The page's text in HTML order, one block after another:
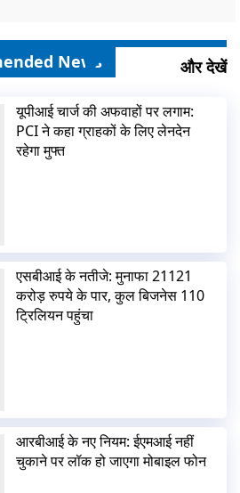
News और देखें
यूपीआई चार्ज की अफवाहों पर लगाम:
PCI ने कहा ग्राहकों के लिए लेनदेन
रहेगा मुफ्त
एसबीआई के नतीजे: मुनाफा 21121
करोड़ रुपये के पार, कुल बिजनेस 110
ट्रिलियन पहुंचा
आरबीआई के नए नियम: ईएमआई नहीं
चुकाने पर लॉक हो जाएगा मोबाइल फोन